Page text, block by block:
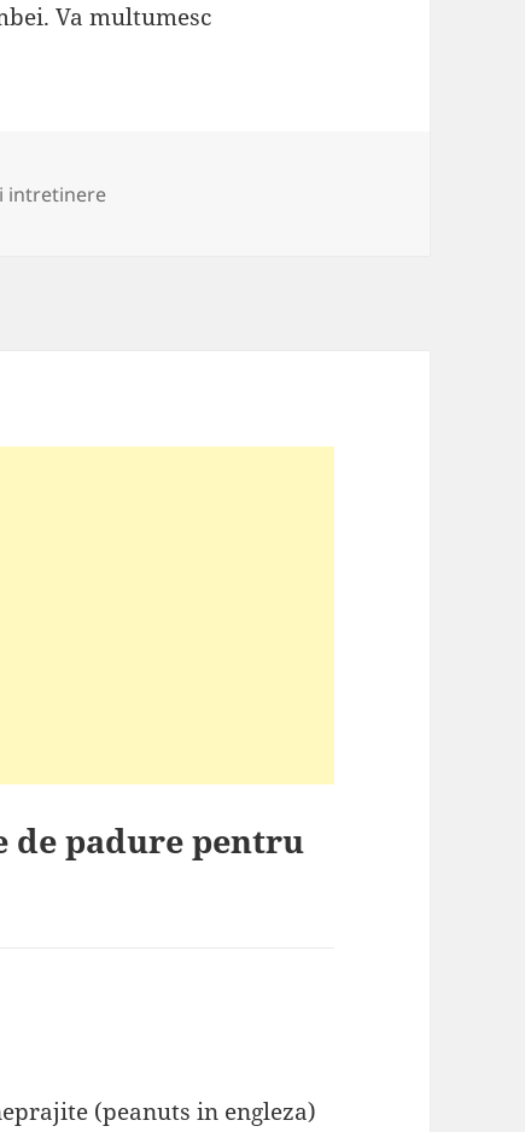
Va multumesc
intretinere
de padure pentru
(peanuts in engleza)